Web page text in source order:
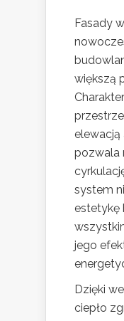
Fasady
większą
elewacją
pozwala
system
estetykę
jego
Dzięki
ciepło